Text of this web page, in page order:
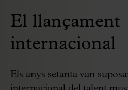
El llançament
internacional
Els anys setanta van